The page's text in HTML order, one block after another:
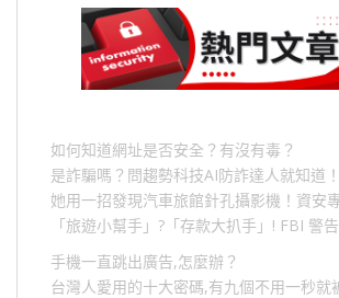
如何知道網址是否安全？有沒有毒？
是詐騙嗎？問趨勢科技AI防詐達人就知道！
她用一招發現汽車旅館針孔攝影機！資安
「旅遊小幫手」 ? 「存款大扒手」 ! FBI 警
手機一直跳出廣告,怎麼辦？
台灣人愛用的十大密碼,有九個不用一秒就